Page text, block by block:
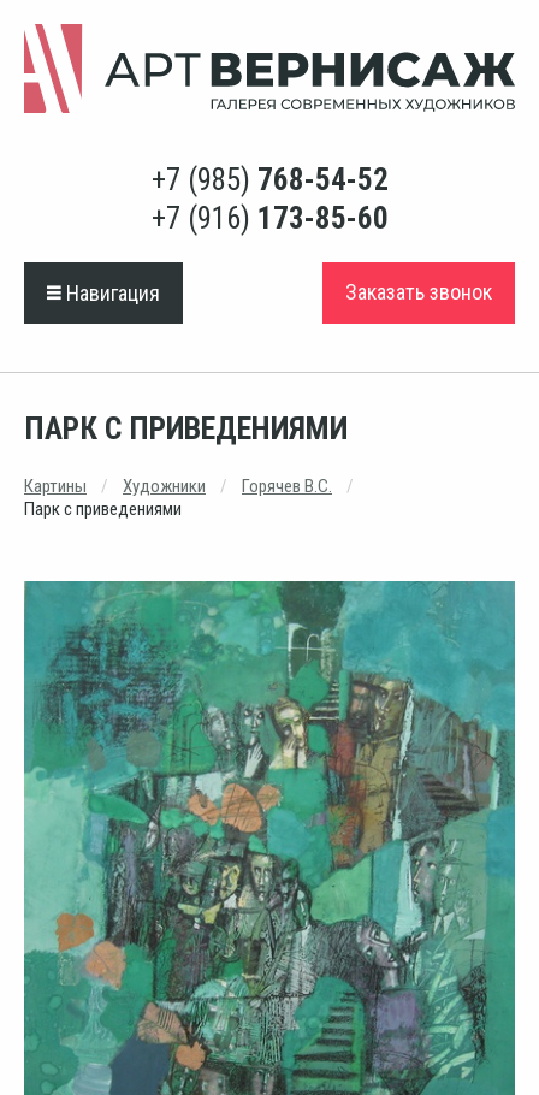
+7 (985) 768-54-52
+7 (916) 173-85-60
Навигация Заказать звонок
ПАРК С ПРИВЕДЕНИЯМИ
Картины Художники
Горячев В.С.
Парк с приведениями